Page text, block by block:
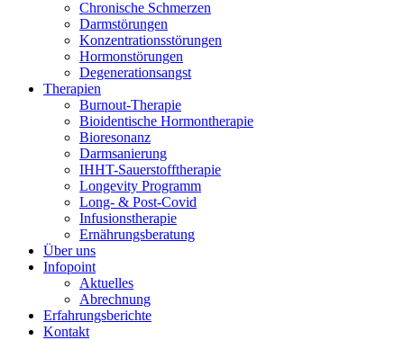
Chronische Schmerzen
Darmstörungen
Konzentrationsstörungen
Hormonstörungen
Degenerationsangst
Therapien
Burnout-Therapie
Bioidentische Hormontherapie
Bioresonanz
Darmsanierung
IHHT-Sauerstofftherapie
Longevity Programm
Long- & Post-Covid
Infusionstherapie
Ernährungsberatung
Über uns
Infopoint
Aktuelles
Abrechnung
Erfahrungsberichte
Kontakt